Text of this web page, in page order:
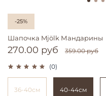
-25%
(0)
Шапочка Mjölk Мандарины
270.00 руб 359.00 руб
36-40см 40-44см